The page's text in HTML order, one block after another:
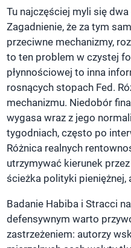
Tu najczęściej myli się
Zagadnienie, że za tym
przeciwne mechanizmy,
to ten problem w czystej
płynnościowej to inna
rosnących stopach Fed.
mechanizmu. Niedobór
wygasa wraz z jego
tygodniach, często po
Różnica realnych
utrzymywać kierunek
ścieżka polityki pieniężnej,
Badanie Habiba i Stracci
defensywnym warto
zastrzeżeniem: autorzy